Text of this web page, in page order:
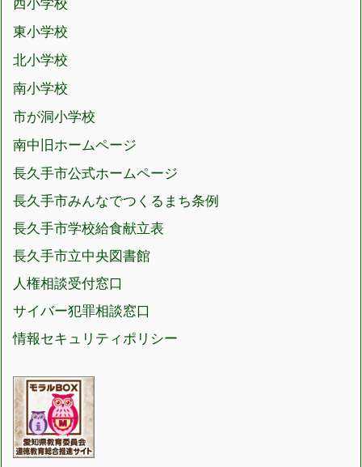
西小学校
東小学校
北小学校
南小学校
市が洞小学校
南中旧ホームページ
長久手市公式ホームページ
長久手市みんなでつくるまち条例
長久手市学校給食献立表
長久手市立中央図書館
人権相談受付窓口
サイバー犯罪相談窓口
情報セキュリティポリシー